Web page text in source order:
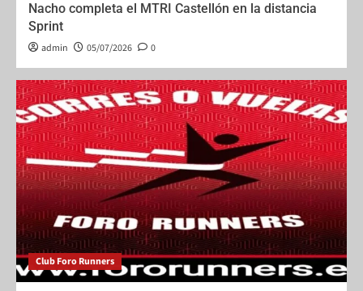
Nacho completa el MTRI Castellón en la distancia
Sprint
admin 05/07/2026 0
Club Foro Runners